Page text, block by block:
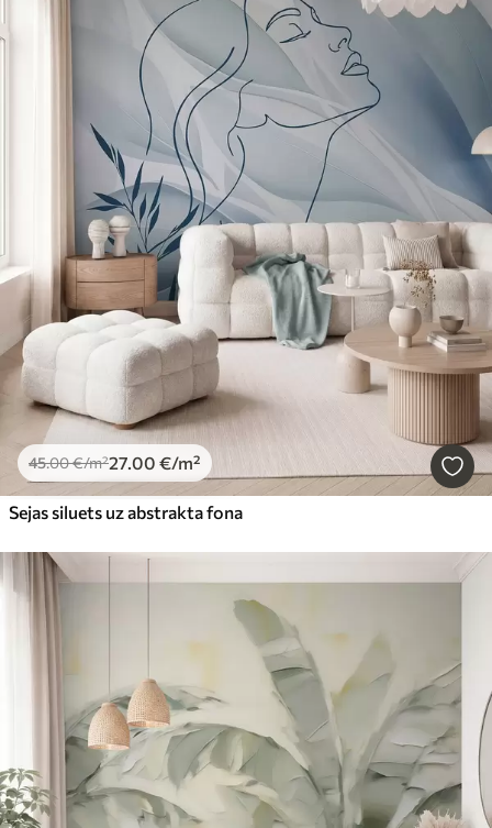
45.00€/m²27.00 €/m²
Sejas siluets uz abstrakta fona